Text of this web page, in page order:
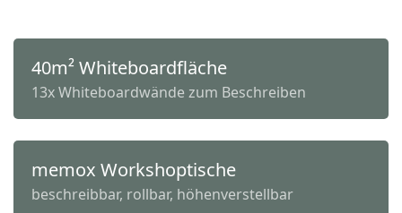
40m² Whiteboardfläche
13x Whiteboardwände zum Beschreiben
memox Workshoptische
beschreibbar, rollbar, höhenverstellbar